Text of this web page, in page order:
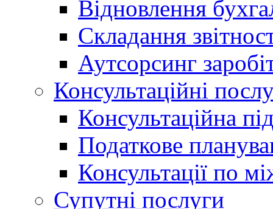
Відновлення
Складання
Аутсорсинг
Консультаційні
Консультаційна
Податкове
Консультації по
Супутні послуги